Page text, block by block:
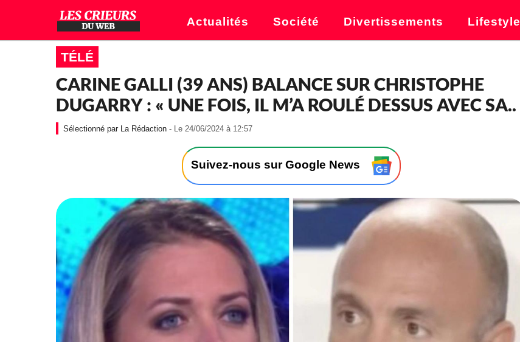
Actualités Société Divertissements Lifestyle
TÉLÉ
CARINE GALLI (39 ANS) BALANCE SUR CHRISTOPHE
DUGARRY : « UNE FOIS, IL M’A ROULÉ DESSUS AVEC SA..
La Rédaction - Le 24/06/2024 à 12:57
2
/
0
/
2
2
4
5
Suivez-nous sur Google News